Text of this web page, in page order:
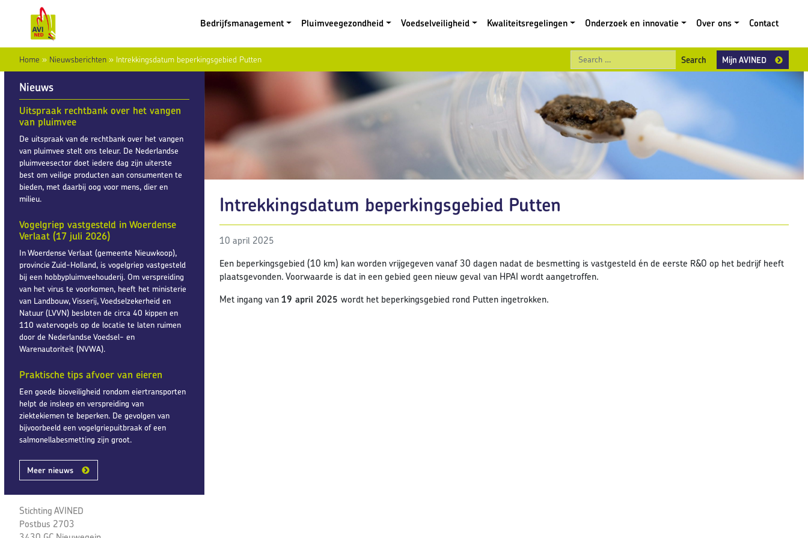
Bedrijfsmanagement
Pluimveegezondheid Voedselveiligheid Kwaliteitsregelingen Onderzoek en innovatie Over ons Contact
Home » Nieuwsberichten » Intrekkingsdatum beperkingsgebied Putten Search
Mijn AVINED
Nieuws
Uitspraak rechtbank over het vangen
van pluimvee
De uitspraak van de rechtbank over het vangen
van pluimvee stelt ons teleur. De Nederlandse
pluimveesector doet iedere dag zijn uiterste
best om veilige producten aan consumenten te
bieden, met daarbij oog voor mens, dier en
milieu.
Vogelgriep vastgesteld in Woerdense
Verlaat (17 juli 2026)
In Woerdense Verlaat (gemeente Nieuwkoop),
provincie Zuid-Holland, is vogelgriep vastgesteld
bij een hobbypluimveehouderij. Om verspreiding
van het virus te voorkomen, heeft het ministerie
van Landbouw, Visserij, Voedselzekerheid en
Natuur (LVVN) besloten de circa 40 kippen en
110 watervogels op de locatie te laten ruimen
door de Nederlandse Voedsel- en
Warenautoriteit (NVWA).
Praktische tips afvoer van eieren
Een goede bioveiligheid rondom eiertransporten
helpt de insleep en verspreiding van
ziektekiemen te beperken. De gevolgen van
bijvoorbeeld een vogelgriepuitbraak of een
salmonellabesmetting zijn groot.
Meer nieuws
Stichting AVINED
Postbus 2703
Intrekkingsdatum beperkingsgebied Putten
10 april 2025
Een beperkingsgebied (10 km) kan worden vrijgegeven vanaf 30 dagen nadat de besmetting is vastgesteld én de eerste R&O op het bedrijf heeft
plaatsgevonden. Voorwaarde is dat in een gebied geen nieuw geval van HPAI wordt aangetroffen.
Met ingang van19 april 2025 wordt het beperkingsgebied rond Putten ingetrokken.